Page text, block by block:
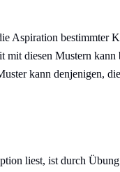
Aspiration bestimmter
diesen Mustern kann
kann denjenigen,
liest, ist durch